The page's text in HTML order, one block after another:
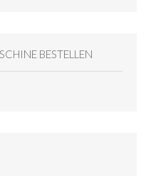
BESTELLEN